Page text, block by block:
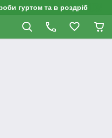
гуртом та в роздріб